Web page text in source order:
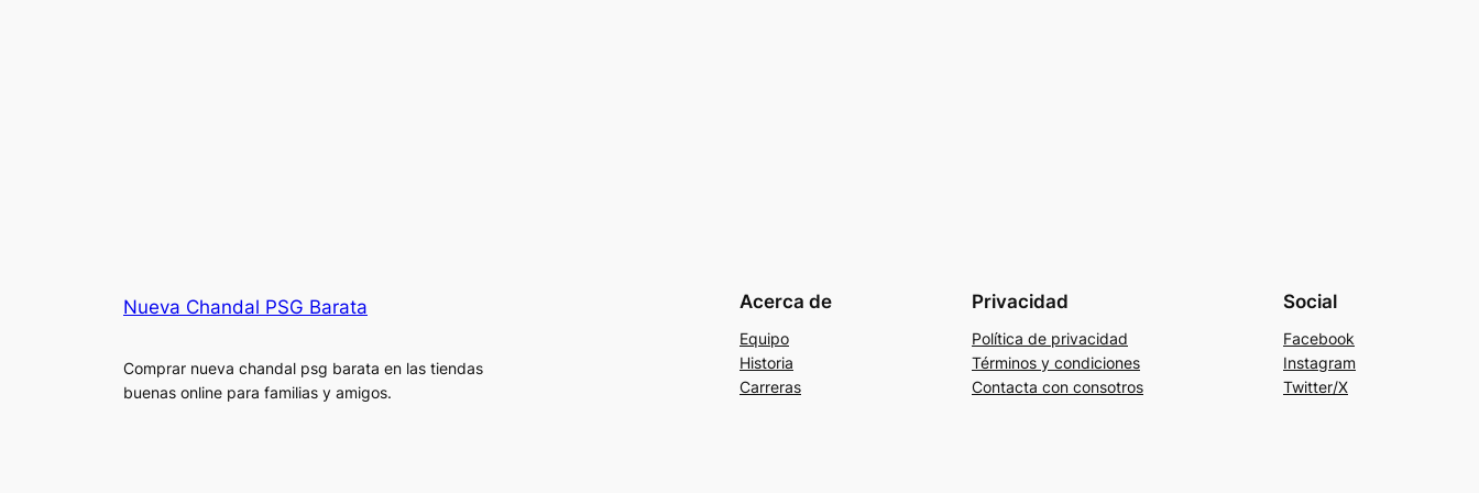
Nueva Chandal PSG Barata
Comprar nueva chandal psg barata en las tiendas
buenas online para familias y amigos.
Acerca de
Equipo
Historia
Carreras
Privacidad
Política de privacidad
Términos y condiciones
Contacta con consotros
Social
Facebook
Instagram
Twitter/X